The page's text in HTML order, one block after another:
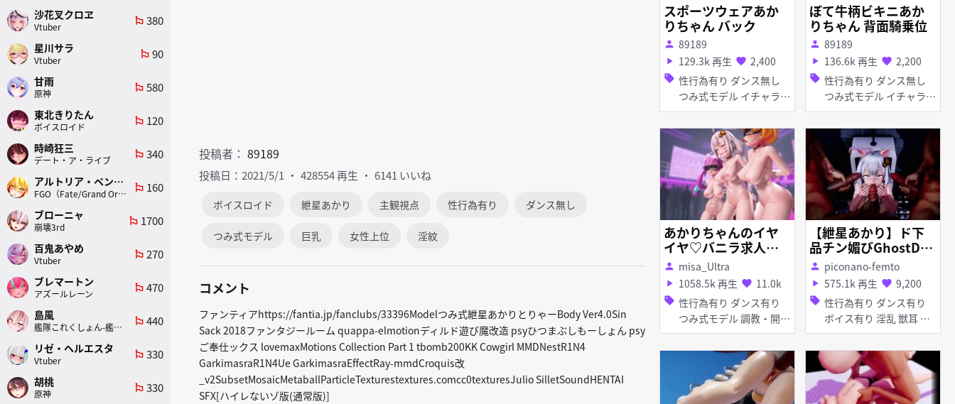
投稿者： 89189
投稿日：2021/5/1 428554 再生 6141 いいね
ボイスロイド 紲星あかり 主観視点 性行為有り ダンス無し
つみ式モデル 巨乳 女性上位 淫紋
コメント
ファンティアhttps://fantia.jp/fanclubs/33396Modelつみ式紲星あかりとりゃーBody Ver4.0Sin
Sack 2018ファンタジールーム quappa-elmotionディルド遊び魔改造 psyひつまぶしもーしょん psy
ご奉仕ックス lovemaxMotions Collection Part 1 tbomb200KK Cowgirl MMDNestR1N4
GarkimasraR1N4Ue GarkimasraEffectRay-mmdCroquis改
_v2SubsetMosaicMetaballParticleTexturestextures.comcc0texturesJulio SilletSoundHENTAI
SFX[ハイレないゾ版(通常版)]
スポーツウェアあか
りちゃん バック
person 89189
play_arrow 129.3k 再生 favorite 2,400
sell 性行為有り ダンス無し
つみ式モデル イチャラ
ブ・あまあま 巨乳
ぼて牛柄ビキニあか
りちゃん 背面騎乗位
person 89189
play_arrow 136.6k 再生 favorite 2,200
sell 性行為有り ダンス無し
つみ式モデル イチャラ
ブ・あまあま 妊娠・ボテ
腹 爆乳 マイクロ水着
あかりちゃんのイヤ
イヤ♡バニラ求人ダ
ンス
person misa_Ultra
play_arrow 1058.5k 再生 favorite 11.0k
sell 性行為有り ダンス有り
つみ式モデル 調教・開発
巨乳 ディルド 目隠し 紳
士ハンド お漏らし・潮吹
イブ
【紲星あかり】ド下
品チン媚びGhostDan
ce（EX下品版）【SE
X 身体に落書き】
person piconano-femto
play_arrow 575.1k 再生 favorite 9,200
sell 性行為有り ダンス有り
ボイス有り 淫乱 獣耳 痴
女・ビッチ 顔射 フェラ
沙花叉クロヱ
Vtuber
emoji_flags 380
星川サラ
Vtuber
emoji_flags 90
甘雨
原神
emoji_flags 580
東北きりたん
ボイスロイド
emoji_flags 120
時崎狂三
デート・ア・ライブ
emoji_flags 340
アルトリア・ペンドラゴン(ランサー)
FGO（Fate/Grand Order）
emoji_flags 160
ブローニャ
崩壊3rd
emoji_flags 1700
百鬼あやめ
Vtuber
emoji_flags 270
ブレマートン
アズールレーン
emoji_flags 470
島風
艦隊これくしょん-艦これ-
emoji_flags 440
リゼ・ヘルエスタ
Vtuber
emoji_flags 330
胡桃
原神
emoji_flags 330